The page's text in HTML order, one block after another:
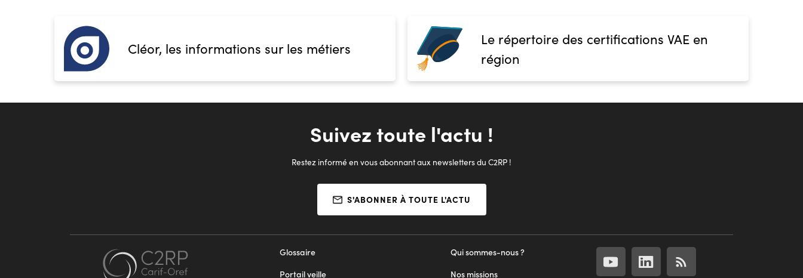
Cléor, les informations sur les métiers
Le répertoire des certifications VAE en
région
Suivez toute l'actu !
Restez informé en vous abonnant aux newsletters du C2RP !
S'ABONNER À TOUTE L'ACTU
Qui sommes-nous ?
Nos missions
Glossaire
Portail veille